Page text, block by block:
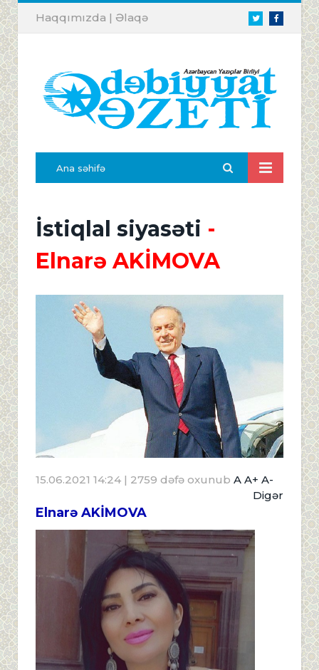
TwitterFacebook
Haqqımızda | Əlaqə
Ana səhifə
İstiqlal siyasəti -
Elnarə AKİMOVA
15.06.2021 14:24 | 2759 dəfə oxunub A A+ A-
Digər
Elnarə AKİMOVA